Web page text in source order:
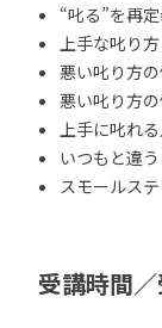
“叱る”を再
上手な叱り
悪い叱り方の
悪い叱り方の
上手に叱れる
いつもと違
スモールス
受講時間